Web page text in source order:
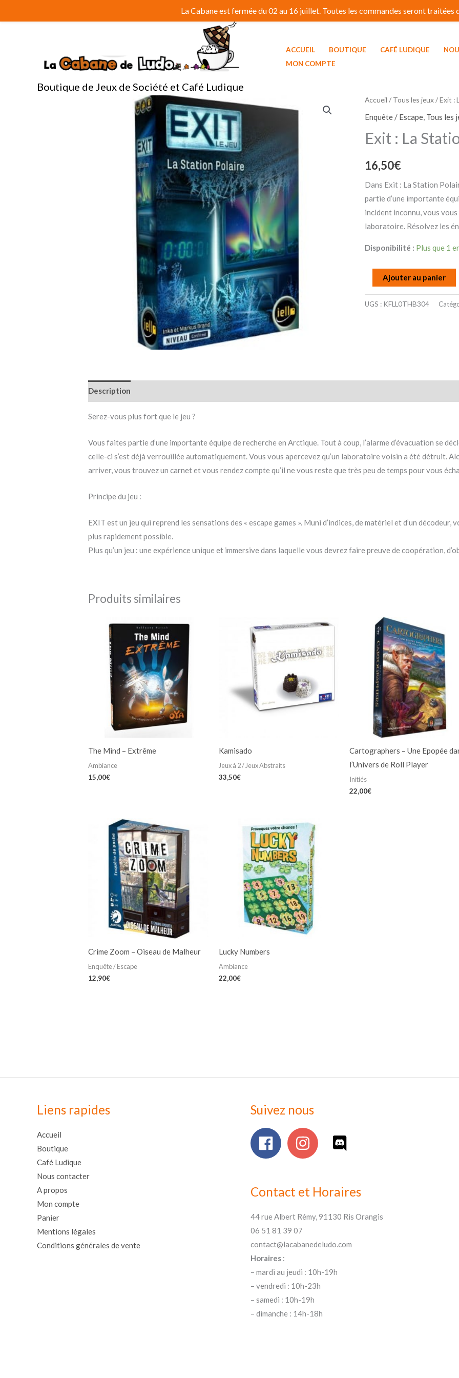
au
Boutique de Jeux de Société et Café Ludique
ACCUEIL BOUTIQUE CAFÉ LUDIQUE
MON COMPTE
Accueil / Tous les jeux/ Exit :
Enquête / Escape, Tous les
Exit : La
16,50€
Dans Exit : La Station
partie d’une importante
incident inconnu, vous
laboratoire. Résolvez les
Disponibilité : Plus que 1
quantité
de
Station
Polaire
Ajouter au panier
UGS : KFLL0THB304
Description
Serez-vous plus fort que le jeu ?
Vous faites partie d’une importante équipe de recherche en Arctique. Tout à coup, l’alarme d’évacuation se
celle-ci s’est déjà verrouillée automatiquement. Vous vous apercevez qu’un laboratoire voisin a été détruit.
arriver, vous trouvez un carnet et vous rendez compte qu’il ne vous reste que très peu de temps pour vous
Principe du jeu :
EXIT est un jeu qui reprend les sensations des « escape games ». Muni d’indices, de matériel et d’un
plus rapidement possible.
Plus qu’un jeu : une expérience unique et immersive dans laquelle vous devrez faire preuve de coopération,
Produits similaires
The Mind – Extrême
Ambiance
15,00€
Kamisado
Jeux à 2 / Jeux Abstraits
33,50€
Cartographers – Une Epopée
l’Univers de Roll Player
Initiés
22,00€
Crime Zoom – Oiseau de Malheur
Enquête / Escape
12,90€
Lucky Numbers
Ambiance
22,00€
Liens rapides
Accueil
Boutique
Café Ludique
Nous contacter
A propos
Mon compte
Panier
Mentions légales
Conditions générales de vente
Suivez nous
Contact et Horaires
44 rue Albert Rémy, 91130 Ris Orangis
06 51 81 39 07
contact@lacabanedeludo.com
Horaires:
– mardi au jeudi : 10h-19h
– vendredi : 10h-23h
– samedi : 10h-19h
– dimanche : 14h-18h
La Cabane est fermée du 02 au 16 juillet. Toutes les commandes seront traitées